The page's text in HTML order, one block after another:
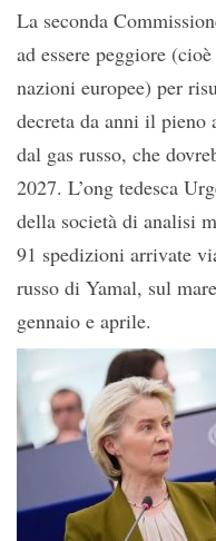
La seconda
ad essere peggiore
nazioni europee) per
decreta da anni il pieno
dal gas russo, che
2027. L’ong tedesca
della società di analisi
91 spedizioni arrivate
russo di Yamal, sul
gennaio e aprile.